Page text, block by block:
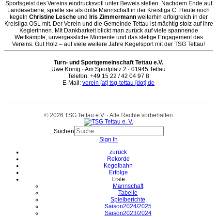
Sportsgeist des Vereins eindrucksvoll unter Beweis stellen. Nachdem Ende auf
Landesebene, spielte sie als dritte Mannschaft in der Kreisliga C. Heute noch
kegeln Christine Lescheund Iris Zimmermannweiterhin erfolgreich in der
Kreisliga OSL mit. Der Verein und die Gemeinde Tettau ist mächtig stolz auf ihre
Keglerinnen. Mit Dankbarkeit blickt man zurück auf viele spannende
Wettkämpfe, unvergessliche Momente und das stetige Engagement des
Vereins. Gut Holz – auf viele weitere Jahre Kegelsport mit der TSG Tettau!
Turn- und Sportgemeinschaft Tettau e.V.
Uwe König · Am Sportplatz 2 · 01945 Tettau
Telefon: +49 15 22 / 42 04 97 8
E-Mail: verein [at] tsg-tettau [dot] de
© 2026 TSG Tettau e.V. · Alle Rechte vorbehalten
Suchen
Sign In
zurück
Rekorde
Kegelbahn
Erfolge
Erste
Mannschaft
Tabelle
Spielberichte
Saison2024/2025
Saison2023/2024